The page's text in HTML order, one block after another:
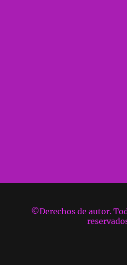
©Derechos de autor.